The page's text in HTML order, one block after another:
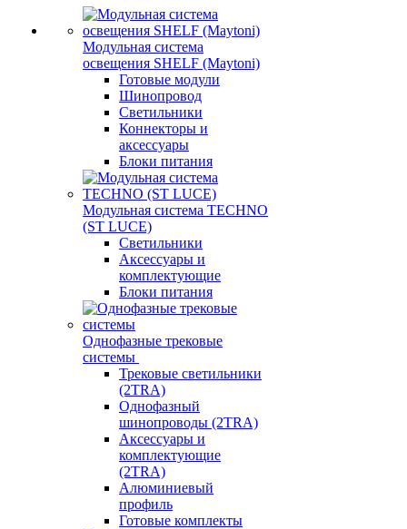
Модульная система
освещения SHELF (Maytoni)
Готовые модули
Шинопровод
Светильники
Коннекторы и
аксессуары
Блоки питания
Модульная система TECHNO
(ST LUCE)
Светильники
Аксессуары и
комплектующие
Блоки питания
Однофазные трековые
системы
Трековые светильники
(2TRA)
Однофазный
шинопроводы (2TRA)
Аксессуары и
комплектующие
(2TRA)
Алюминиевый
профиль
Готовые комплекты